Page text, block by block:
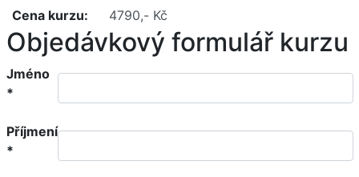
Cena kurzu
Objedávkový formulář kurzu
Jméno
*
Příjmení
*